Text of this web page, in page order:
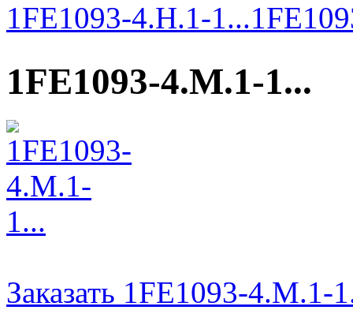
1FE1093-4.H.1-1...
1FE1093-4.M.1-1...
Заказать 1FE1093-4.M.1-